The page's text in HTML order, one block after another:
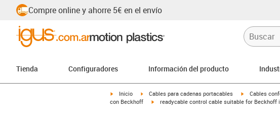
Compre online y ahorre 5€ en el envío
Tienda Configuradores Información del producto
igus-icon-arrow-right
Inicio igus-icon-arrow-right
Cables para cadenas portacables igus-icon-
Cables
con Beckhoff
igus-icon-arrow-right
readycable control cable suitable for Beckhoff